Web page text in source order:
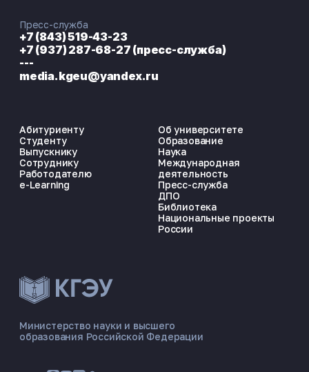
ЭНЕРГОКОД — ПОМОЩНИК КГЭУ
📋 Приёмная комиссия
🏠 Общежитие
Министерство науки и высшего
образования Российской Федерации
Абитуриенту
Студенту
Выпускнику
Сотруднику
Работодателю
e-Learning
Об университете
Образование
Наука
Международная
деятельность
Пресс-служба
ДПО
Библиотека
Национальные проекты
России
Пресс-служба
+7 (843) 519-43-23
+7 (937) 287-68-27 (пресс-служба)
---
media.kgeu@yandex.ru